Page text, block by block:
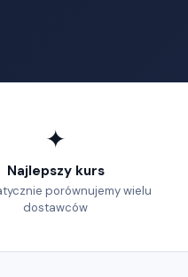
✦
Najlepszy kurs
porównujemy wielu
dostawców